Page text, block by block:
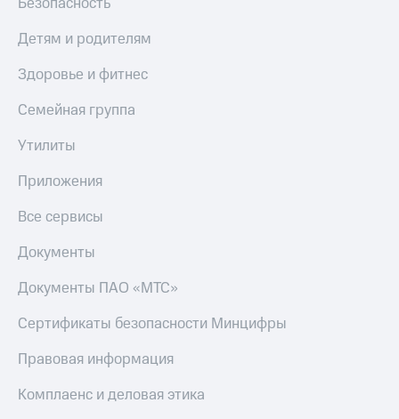
Детям и родителям
Здоровье и фитнес
Семейная группа
Утилиты
Приложения
Все сервисы
Документы
Документы ПАО «МТС»
Сертификаты безопасности Минцифры
Правовая информация
Комплаенс и деловая этика